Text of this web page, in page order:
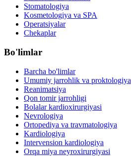
Stomatologiya
Kosmetologiya va SPA
Operatsiyalar
Chekaplar
Bo'limlar
Barcha bo'limlar
Umumiy jarrohlik va proktologiya
Reanimatsiya
Qon tomir jarrohligi
Bolalar kardioxirurgiyasi
Nevrologiya
Ortopediya va travmatologiya
Kardiologiya
Intervension kardiologiya
Orqa miya neyroxirurgiyasi